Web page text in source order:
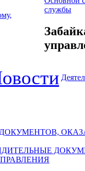
службы